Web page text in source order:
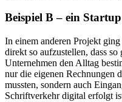
Beispiel B – ein
In einem anderen Projekt
direkt so aufzustellen, dass so
Unternehmen den Alltag
nur die eigenen Rechnungen
mussten, sondern auch
Schriftverkehr digital erfolgt